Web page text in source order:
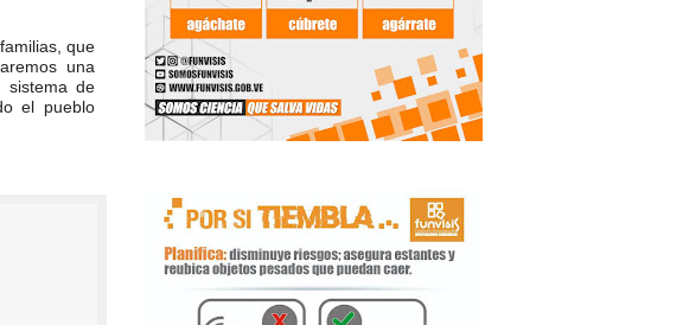
Azulitense
que
una
sistema de
el pueblo